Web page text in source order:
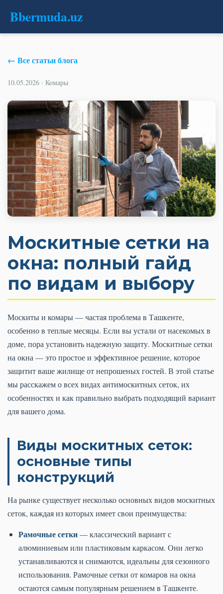
Bbermuda.uz
← Все статьи блога
10.05.2026 · Комары
Москитные сетки на
окна: полный гайд
по видам и выбору
Москиты и комары — частая проблема в Ташкенте,
особенно в теплые месяцы. Если вы устали от насекомых в
доме, пора установить надежную защиту. Москитные сетки
на окна — это простое и эффективное решение, которое
защитит ваше жилище от непрошеных гостей. В этой статье
мы расскажем о всех видах антимоскитных сеток, их
особенностях и как правильно выбрать подходящий вариант
для вашего дома.
Виды москитных сеток:
основные типы
конструкций
На рынке существует несколько основных видов москитных
сеток, каждая из которых имеет свои преимущества:
Рамочные сетки— классический вариант с
алюминиевым или пластиковым каркасом. Они легко
устанавливаются и снимаются, идеальны для сезонного
использования. Рамочные сетки от комаров на окна
остаются самым популярным решением в Ташкенте.